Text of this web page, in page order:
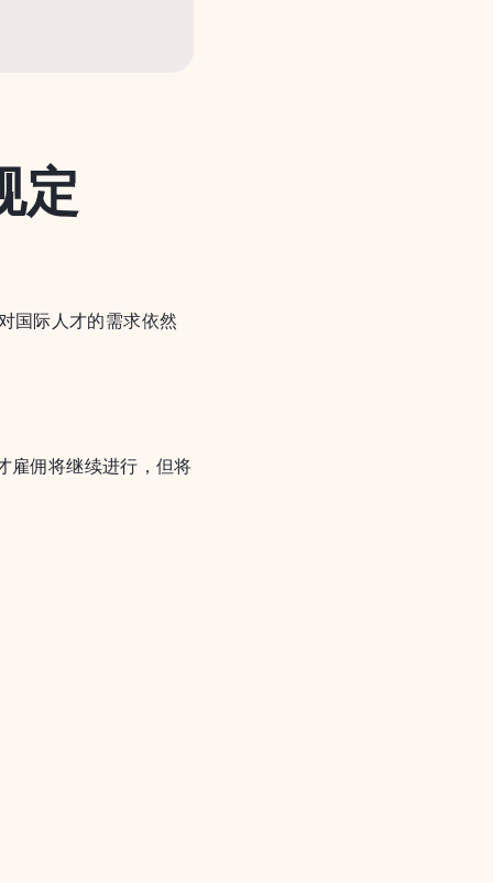
定
国际人才的需求依然
雇佣将继续进行，但将